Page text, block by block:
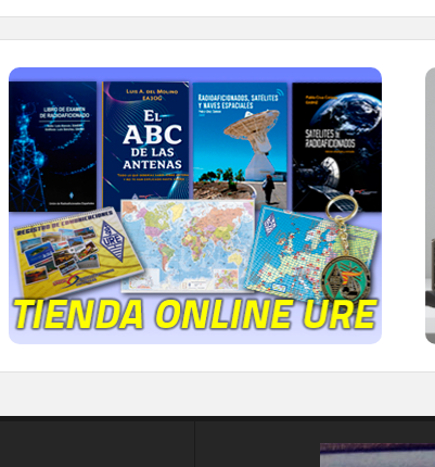
TIENDA ONLINE URE
Publicaciones, mapas, polos, camisetas,
gorras, tazas, forros polares y mucho más...
IR A LA TIENDA DE URE